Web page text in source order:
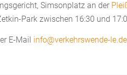
Simsonplatz an der
Park zwischen 16:30 und
E-Mail info@verkehrswende-le.de